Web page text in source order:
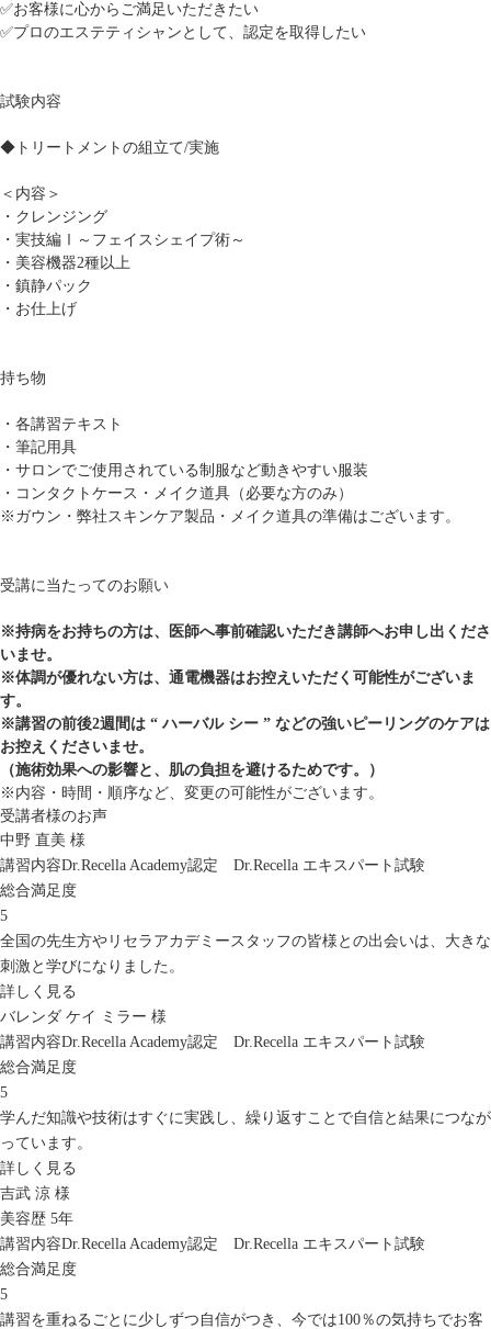
✅お客様に心からご満足いただきたい
✅プロのエステティシャンとして、認定を取得したい
試験内容
◆トリートメントの組立て/実施
＜内容＞
・クレンジング
・実技編Ⅰ～フェイスシェイプ術～
・美容機器2種以上
・鎮静パック
・お仕上げ
持ち物
・各講習テキスト
・筆記用具
・サロンでご使用されている制服など動きやすい服装
・コンタクトケース・メイク道具（必要な方のみ）
※ガウン・弊社スキンケア製品・メイク道具の準備はございます。
受講に当たってのお願い
※持病をお持ちの方は、医師へ事前確認いただき講師へお申し出くださ
いませ。
※体調が優れない方は、通電機器はお控えいただく可能性がございま
す。
※講習の前後2週間は “ ハーバル シー ” などの強いピーリングのケアは
お控えくださいませ。
（施術効果への影響と、肌の負担を避けるためです。）
※内容・時間・順序など、変更の可能性がございます。
受講者様のお声
中野 直美 様
講習内容Dr.Recella Academy認定 Dr.Recella エキスパート試験
総合満足度
5
全国の先生方やリセラアカデミースタッフの皆様との出会いは、大きな
刺激と学びになりました。
詳しく見る
バレンダ ケイ ミラー 様
講習内容Dr.Recella Academy認定 Dr.Recella エキスパート試験
総合満足度
5
学んだ知識や技術はすぐに実践し、繰り返すことで自信と結果につなが
っています。
詳しく見る
吉武 涼 様
美容歴 5年
講習内容Dr.Recella Academy認定 Dr.Recella エキスパート試験
総合満足度
5
講習を重ねるごとに少しずつ自信がつき、今では100％の気持ちでお客